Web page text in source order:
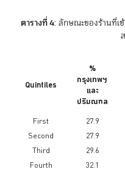
ตารางที่ 4: ลักษณะของร้านที่เ
Quintiles
%
กรุงเทพฯ
และ
ปริมณฑล
First 27.9
Second
27.9
Third
29.6
Fourth
32.1